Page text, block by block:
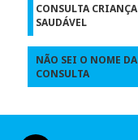
CONSULTA CRIANÇA
SAUDÁVEL
NÃO SEI O NOME DA
CONSULTA